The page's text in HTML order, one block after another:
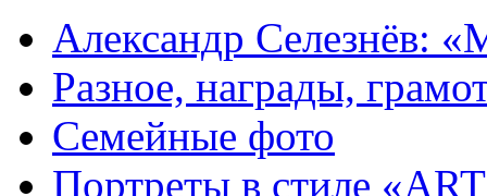
Александр Селезнёв:
Разное, награды,
Семейные фото
Портреты в стиле